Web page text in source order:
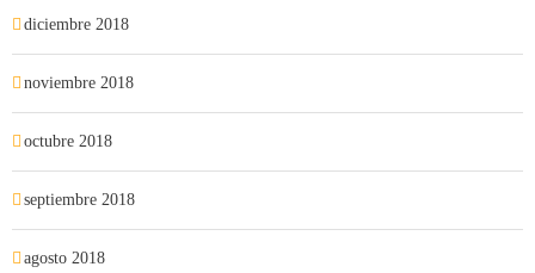
diciembre 2018
noviembre 2018
octubre 2018
septiembre 2018
agosto 2018